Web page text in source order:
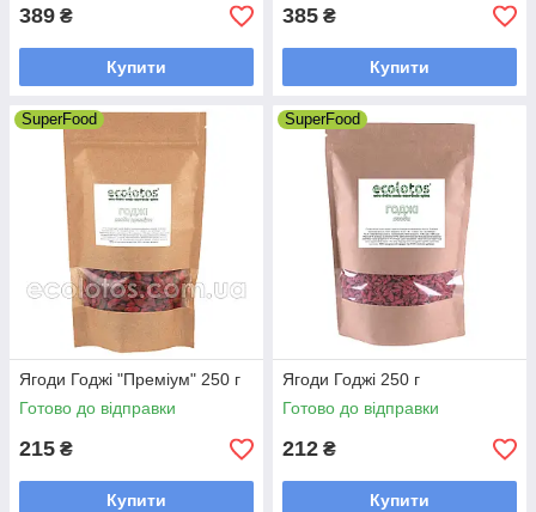
389 ₴
Купити
385 ₴
Купити
SuperFood
Ягоди Годжі "Преміум" 250 г
Готово до відправки
215 ₴
Купити
SuperFood
Ягоди Годжі 250 г
Готово до відправки
212 ₴
Купити